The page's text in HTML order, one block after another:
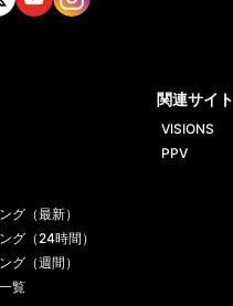
グ（最新）
グ（24時間）
グ（週間）
覧
関連サイト
VISIONS
PPV